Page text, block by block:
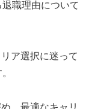
職理由について
ア選択に迷って
、最適なキャリ